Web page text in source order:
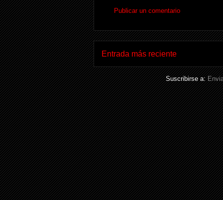
Publicar un comentario
Entrada más reciente
Suscribirse a: